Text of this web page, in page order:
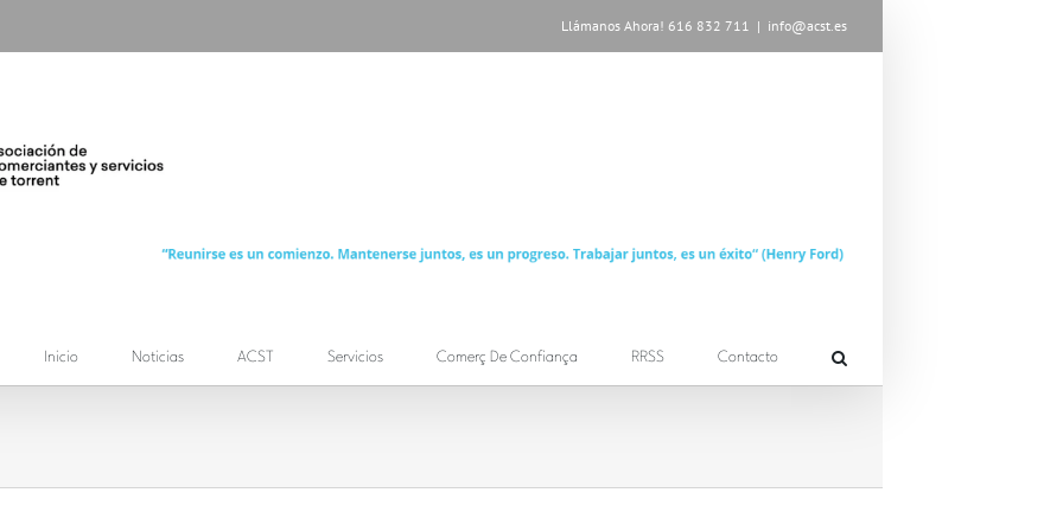
Llámanos Ahora! 616 832 711 | info@acst.es
Inicio Noticias ACST Servicios Comerç De Confiança RRSS Contacto